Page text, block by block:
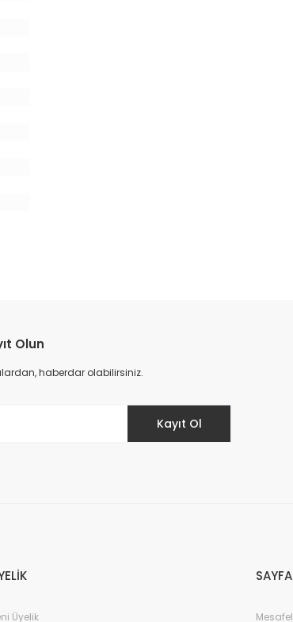
Olun
haberdar olabilirsiniz.
Kayıt Ol
Üyelik